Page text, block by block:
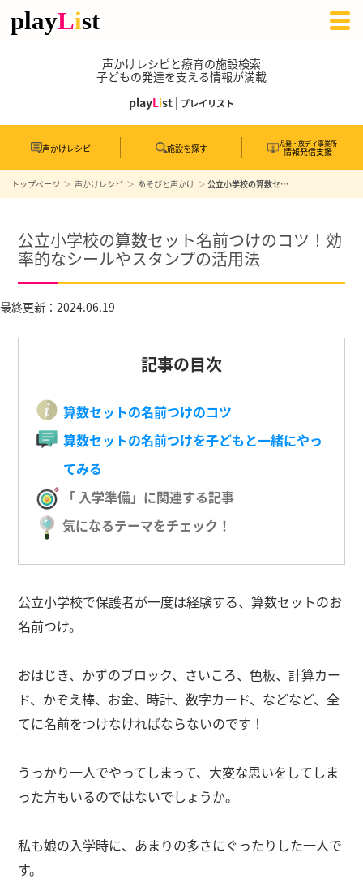
声かけレシピと療育の施設検索
子どもの発達を支える情報が満載
playList | プレイリスト
声かけレシピ 施設を探す 児発・放デイ事業所
情報発信支援
トップページ 声かけレシピ あそびと声かけ 公立小学校の算数セット名前つけのコツ！効率的なシールやスタンプの活用法
公立小学校の算数セット名前つけのコツ！効
率的なシールやスタンプの活用法
最終更新：2024.06.19
記事の目次
算数セットの名前つけのコツ
算数セットの名前つけを子どもと一緒にやっ
てみる
「 入学準備」に関連する記事
気になるテーマをチェック！
公立小学校で保護者が一度は経験する、算数セットのお
名前つけ。
おはじき、かずのブロック、さいころ、色板、計算カー
ド、かぞえ棒、お金、時計、数字カード、などなど、全
てに名前をつけなければならないのです！
うっかり一人でやってしまって、大変な思いをしてしま
った方もいるのではないでしょうか。
私も娘の入学時に、あまりの多さにぐったりした一人で
す。